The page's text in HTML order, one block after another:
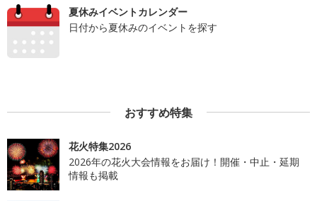
夏休みイベントカレンダー
日付から夏休みのイベントを探す
おすすめ特集
花火特集2026
2026年の花火大会情報をお届け！開催・中止・延期
情報も掲載